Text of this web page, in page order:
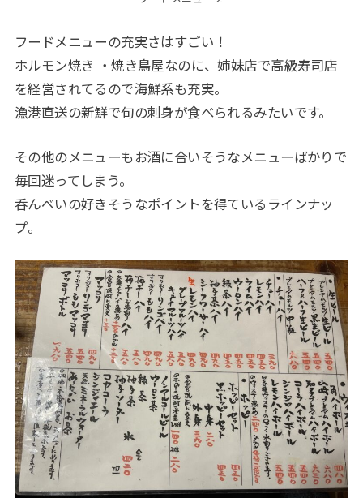
フードメニューの充実さはすごい！
ホルモン焼き ・焼き鳥屋なのに、姉妹店で高級寿司店
を経営されてるので海鮮系も充実。
漁港直送の新鮮で旬の刺身が食べられるみたいです。
その他のメニューもお酒に合いそうなメニューばかりで
毎回迷ってしまう。
呑んべいの好きそうなポイントを得ているラインナッ
プ。